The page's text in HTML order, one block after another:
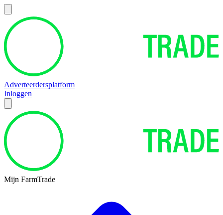
Adverteerdersplatform
Inloggen
Mijn FarmTrade